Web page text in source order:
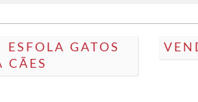
GATOS
CÃES